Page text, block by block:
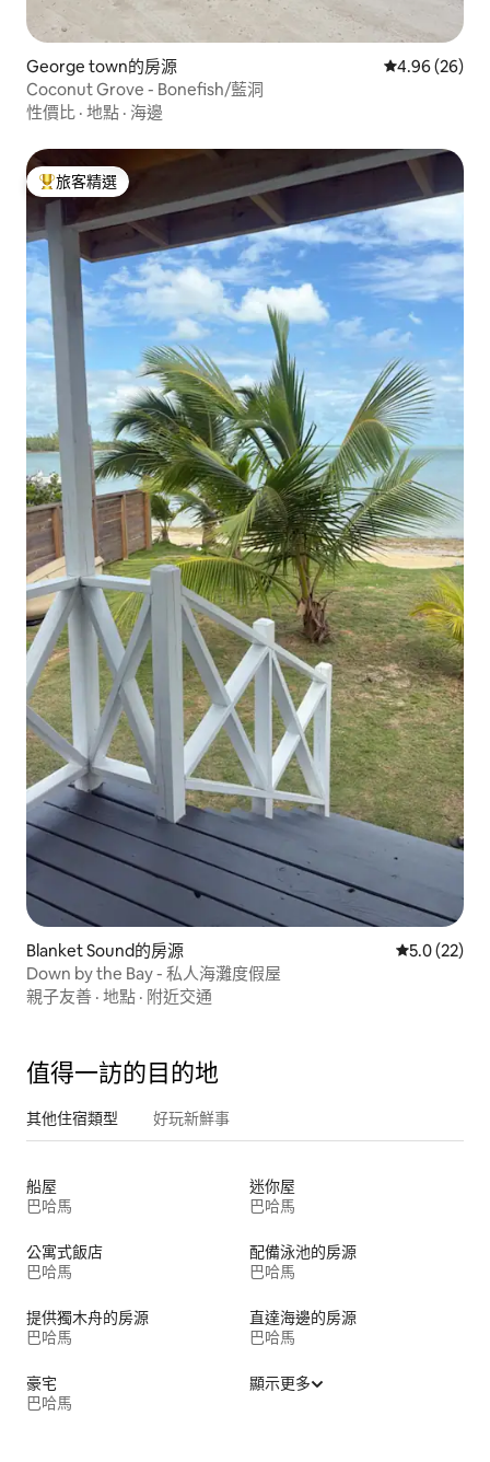
George town的房源 從 26 則評價
4.96 (26)
Coconut Grove - Bonefish/藍洞
性價比 · 地點 · 海邊
旅客精選榜首
旅客精選
Blanket Sound的房源 從 22 則評
5.0 (22)
Down by the Bay - 私人海灘度假屋
親子友善 · 地點 · 附近交通
值得一訪的目的地
其他住宿類型 好玩新鮮事
船屋
巴哈馬
迷你屋
巴哈馬
公寓式飯店
巴哈馬
配備泳池的房源
巴哈馬
提供獨木舟的房源
巴哈馬
直達海邊的房源
巴哈馬
豪宅
巴哈馬
顯示更多